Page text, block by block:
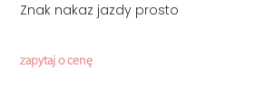
Znak nakaz jazdy prosto
zapytaj o cenę